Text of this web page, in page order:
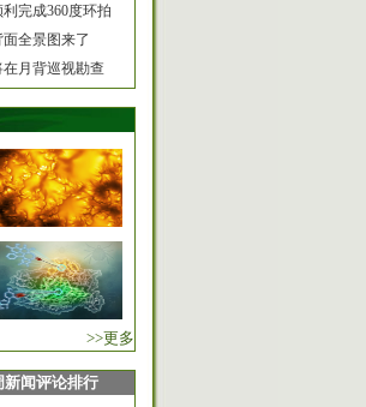
完成360度环拍
全景图来了
月背巡视勘查
>>更多
新闻评论排行